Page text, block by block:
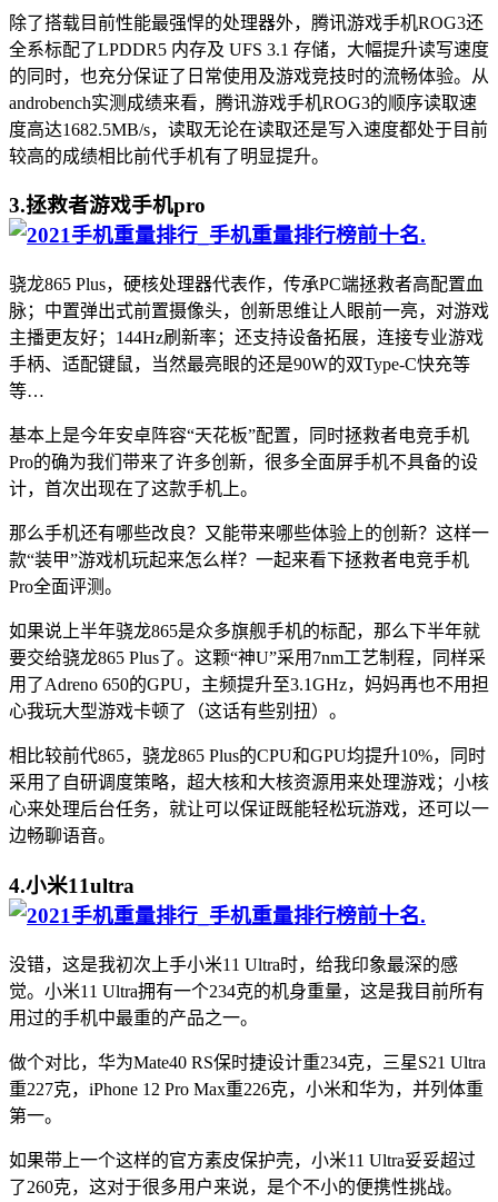
除了搭载目前性能最强悍的处理器外，腾讯游戏手机ROG3还
全系标配了LPDDR5 内存及 UFS 3.1 存储，大幅提升读写速度
的同时，也充分保证了日常使用及游戏竞技时的流畅体验。从
androbench实测成绩来看，腾讯游戏手机ROG3的顺序读取速
度高达1682.5MB/s，读取无论在读取还是写入速度都处于目前
较高的成绩相比前代手机有了明显提升。
3.拯救者游戏手机pro
.
骁龙865 Plus，硬核处理器代表作，传承PC端拯救者高配置血
脉；中置弹出式前置摄像头，创新思维让人眼前一亮，对游戏
主播更友好；144Hz刷新率；还支持设备拓展，连接专业游戏
手柄、适配键鼠，当然最亮眼的还是90W的双Type-C快充等
等…
基本上是今年安卓阵容“天花板”配置，同时拯救者电竞手机
Pro的确为我们带来了许多创新，很多全面屏手机不具备的设
计，首次出现在了这款手机上。
那么手机还有哪些改良？又能带来哪些体验上的创新？这样一
款“装甲”游戏机玩起来怎么样？一起来看下拯救者电竞手机
Pro全面评测。
如果说上半年骁龙865是众多旗舰手机的标配，那么下半年就
要交给骁龙865 Plus了。这颗“神U”采用7nm工艺制程，同样采
用了Adreno 650的GPU，主频提升至3.1GHz，妈妈再也不用担
心我玩大型游戏卡顿了（这话有些别扭）。
相比较前代865，骁龙865 Plus的CPU和GPU均提升10%，同时
采用了自研调度策略，超大核和大核资源用来处理游戏；小核
心来处理后台任务，就让可以保证既能轻松玩游戏，还可以一
边畅聊语音。
4.小米11ultra
.
没错，这是我初次上手小米11 Ultra时，给我印象最深的感
觉。小米11 Ultra拥有一个234克的机身重量，这是我目前所有
用过的手机中最重的产品之一。
做个对比，华为Mate40 RS保时捷设计重234克，三星S21 Ultra
重227克，iPhone 12 Pro Max重226克，小米和华为，并列体重
第一。
如果带上一个这样的官方素皮保护壳，小米11 Ultra妥妥超过
了260克，这对于很多用户来说，是个不小的便携性挑战。